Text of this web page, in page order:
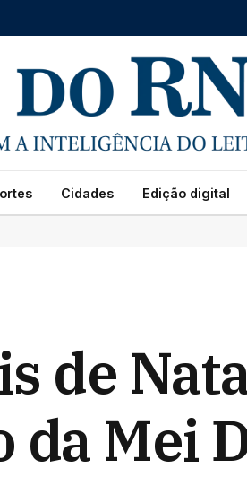
Cidades Edição digital
de
da Mei